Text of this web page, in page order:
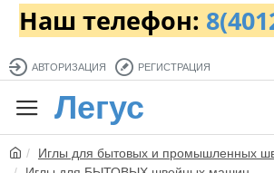
Наш телефон:
АВТОРИЗАЦИЯ РЕГИСТРАЦИЯ
Легус
Иглы для бытовых и промышленных